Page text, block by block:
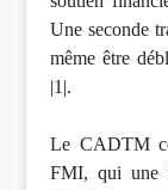
Une seconde
même être
|1|.
Le CADTM
FMI, qui une